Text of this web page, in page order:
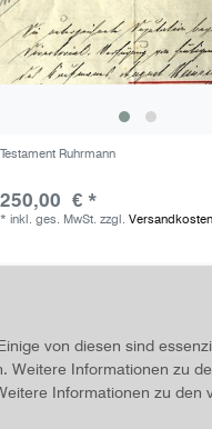
Testament Ruhrmann
250,00 € *
*inkl. ges. MwSt. zzgl.Versandkosten
von diesen sind
Weitere Informationen zu
Informationen zu den